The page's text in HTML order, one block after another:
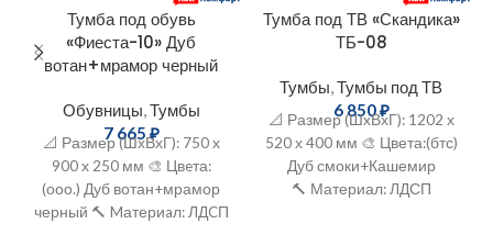
Тумба под обувь
«Фиеста-10» Дуб
вотан+мрамор черный
Обувницы Тумбы
7 665 ₽
📐 Размер (ШхВхГ): 750 х
900 х 250 мм 🎨 Цвeта:
(ооо.) Дуб вотан+мрамор
черный 🔨 Mатериaл: ЛДCП
Тумба под ТВ «Скандика»
ТБ-08
Тумбы ,Тумбы под ТВ
6 850₽
📐 Размер (ШxВхГ): 1202 х
520 х 400 мм 🎨 Цвета:(бтс)
Дуб смоки+Кашемир
🔨 Материал: ЛДСП